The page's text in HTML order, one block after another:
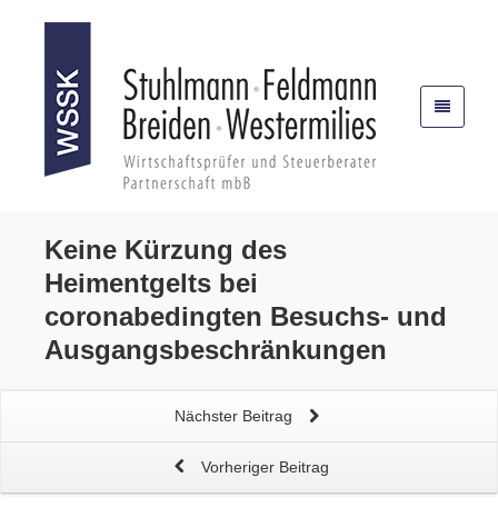
Keine Kürzung des
Heimentgelts bei
coronabedingten Besuchs- und
Ausgangsbeschränkungen
Nächster Beitrag
Vorheriger Beitrag